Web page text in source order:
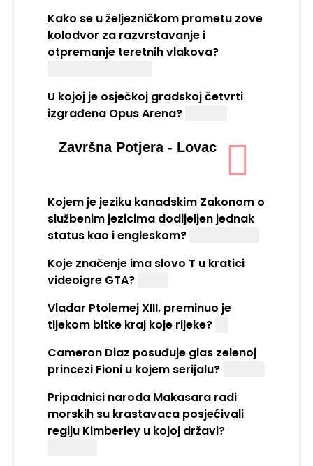
Kako se u željezničkom prometu zove
kolodvor za razvrstavanje i
otpremanje teretnih vlakova?
U kojoj je osječkoj gradskoj četvrti
izgrađena Opus Arena?
Završna Potjera - Lovac
Kojem je jeziku kanadskim Zakonom o
službenim jezicima dodijeljen jednak
status kao i engleskom?
Koje značenje ima slovo T u kratici
videoigre GTA?
Vladar Ptolemej XIII. preminuo je
tijekom bitke kraj koje rijeke?
Cameron Diaz posuđuje glas zelenoj
princezi Fioni u kojem serijalu?
Pripadnici naroda Makasara radi
morskih su krastavaca posjećivali
regiju Kimberley u kojoj državi?